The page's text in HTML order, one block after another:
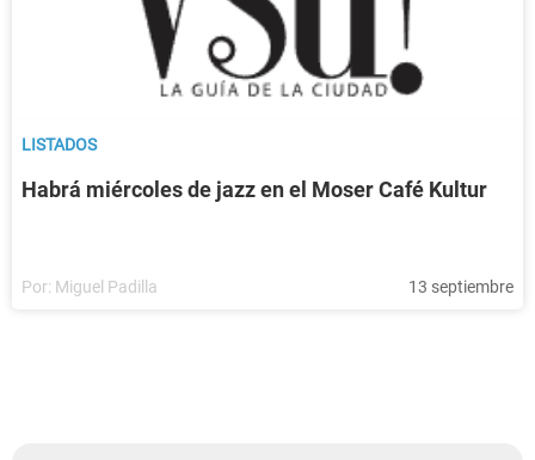
LISTADOS
Habrá miércoles de jazz en el Moser Café Kultur
Por: Miguel Padilla 13 septiembre